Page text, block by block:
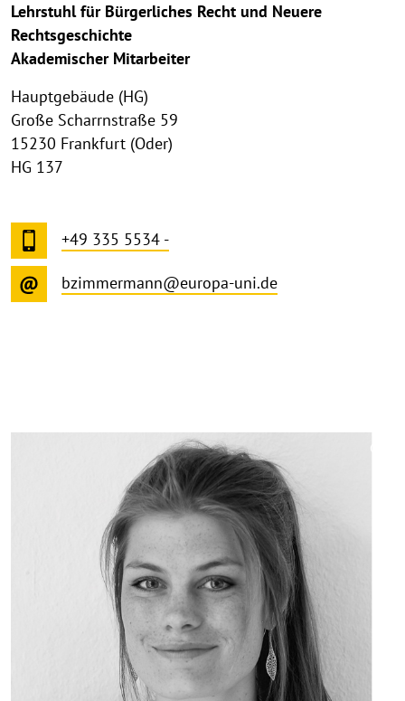
Lehrstuhl für Bürgerliches Recht und Neuere
Rechtsgeschichte
Akademischer Mitarbeiter
Hauptgebäude (HG)
Große Scharrnstraße 59
15230 Frankfurt (Oder)
HG 137
+49 335 5534 -
bzimmermann@europa-uni.de
©